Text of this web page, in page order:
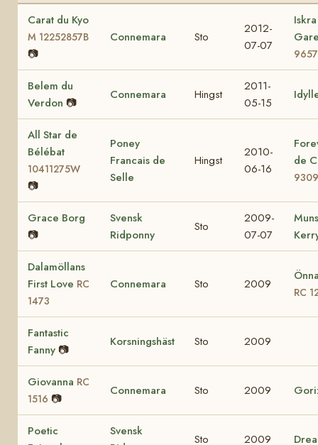
Carat du Kyo
M 12252857B
📷
Connemara Sto
2012-
07-07
Belem du
Verdon 📷
Connemara Hingst
2011-
05-15
All Star de
Bélébat
10411275W
📷
Poney
Francais de
Selle
Hingst
2010-
06-16
de
Grace Borg
📷
Svensk
Ridponny
Sto
2009-
07-07
Dalamöllans
First Love RC
1473
Connemara Sto 2009
RC
Fantastic
Fanny 📷
Korsningshäst Sto 2009
Giovanna RC
1516 📷
Connemara Sto 2009
Poetic
Svensk
Sto 2009